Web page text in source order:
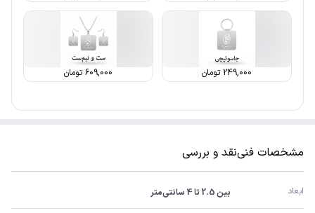
249,000 تومان 609,000تومان
مشخصات فنینقد و بررسی
ابعاد بین 2.5 تا 4 سانتی‌متر